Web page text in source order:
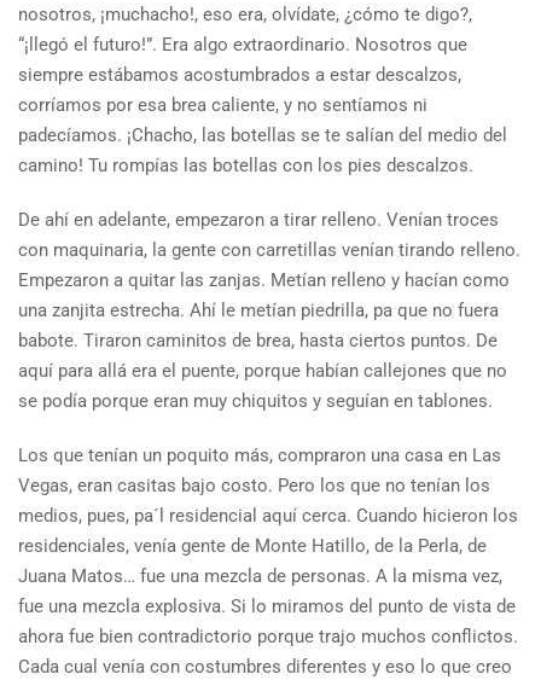
nosotros, ¡muchacho!, eso era, olvídate, ¿cómo te digo?,
“¡llegó el futuro!”. Era algo extraordinario. Nosotros que
siempre estábamos acostumbrados a estar descalzos,
corríamos por esa brea caliente, y no sentíamos ni
padecíamos. ¡Chacho, las botellas se te salían del medio del
camino! Tu rompías las botellas con los pies descalzos.
De ahí en adelante, empezaron a tirar relleno. Venían troces
con maquinaria, la gente con carretillas venían tirando relleno.
Empezaron a quitar las zanjas. Metían relleno y hacían como
una zanjita estrecha. Ahí le metían piedrilla, pa que no fuera
babote. Tiraron caminitos de brea, hasta ciertos puntos. De
aquí para allá era el puente, porque habían callejones que no
se podía porque eran muy chiquitos y seguían en tablones.
Los que tenían un poquito más, compraron una casa en Las
Vegas, eran casitas bajo costo. Pero los que no tenían los
medios, pues, pa´l residencial aquí cerca. Cuando hicieron los
residenciales, venía gente de Monte Hatillo, de la Perla, de
Juana Matos… fue una mezcla de personas. A la misma vez,
fue una mezcla explosiva. Si lo miramos del punto de vista de
ahora fue bien contradictorio porque trajo muchos conflictos.
Cada cual venía con costumbres diferentes y eso lo que creo